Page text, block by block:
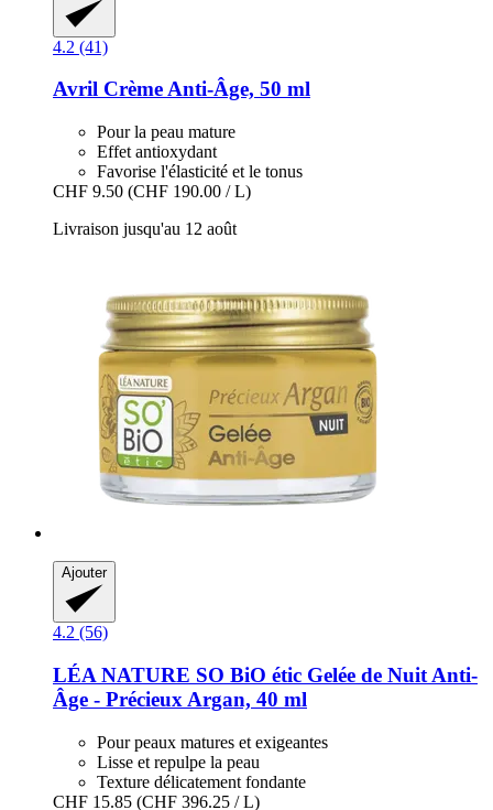
4.2 (41)
Avril Crème Anti-​Âge, 50 ml
Pour la peau mature
Effet antioxydant
Favorise l'élasticité et le tonus
CHF 9.50 (CHF 190.00 / L)
Livraison jusqu'au 12 août
Ajouter
4.2 (56)
LÉA NATURE SO BiO étic Gelée de Nuit Anti-​
Âge -​ Précieux Argan, 40 ml
Pour peaux matures et exigeantes
Lisse et repulpe la peau
Texture délicatement fondante
CHF 15.85 (CHF 396.25 / L)